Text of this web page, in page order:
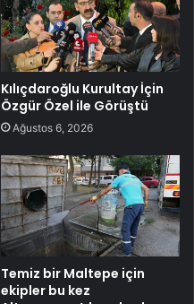
Kılıçdaroğlu Kurultay İçin
Özgür Özel ile Görüştü
Ağustos 6, 2026
Temiz bir Maltepe için
ekipler bu kez